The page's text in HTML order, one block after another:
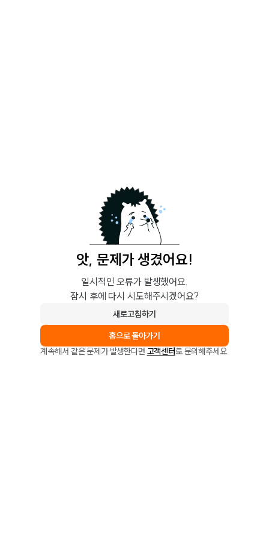
앗, 문제가 생겼어요!
일시적인 오류가 발생했어요.
잠시 후에 다시 시도해주시겠어요?
새로고침하기
홈으로 돌아가기
계속해서 같은 문제가 발생한다면 고객센터로 문의해주세요.